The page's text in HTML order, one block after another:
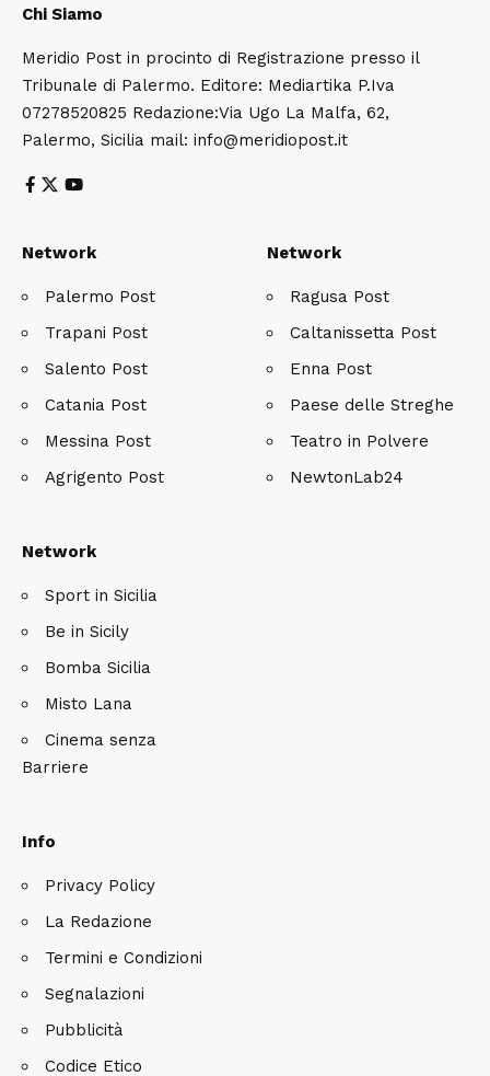
Chi Siamo
Meridio Post in procinto di Registrazione presso il
Tribunale di Palermo. Editore: Mediartika P.Iva
07278520825 Redazione:Via Ugo La Malfa, 62,
Palermo, Sicilia mail: info@meridiopost.it
Network
Palermo Post
Trapani Post
Salento Post
Catania Post
Messina Post
Agrigento Post
Network
Ragusa Post
Caltanissetta Post
Enna Post
Paese delle Streghe
Teatro in Polvere
NewtonLab24
Network
Sport in Sicilia
Be in Sicily
Bomba Sicilia
Misto Lana
Cinema senza
Barriere
Info
Privacy Policy
La Redazione
Termini e Condizioni
Segnalazioni
Pubblicità
Codice Etico